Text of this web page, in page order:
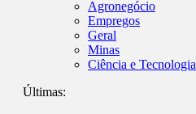
Agronegócio
Empregos
Geral
Minas
Ciência e Tecnologia
Últimas: